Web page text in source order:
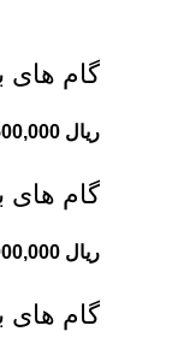
گام های
ریال
گام های
ریال
گام های